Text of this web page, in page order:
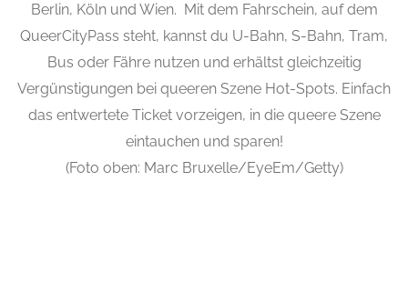
Berlin, Köln und Wien. Mit dem Fahrschein, auf dem
QueerCityPass steht, kannst du U-Bahn, S-Bahn, Tram,
Bus oder Fähre nutzen und erhältst gleichzeitig
Vergünstigungen bei queeren Szene Hot-Spots. Einfach
das entwertete Ticket vorzeigen, in die queere Szene
eintauchen und sparen!
(Foto oben: Marc Bruxelle/EyeEm/Getty)